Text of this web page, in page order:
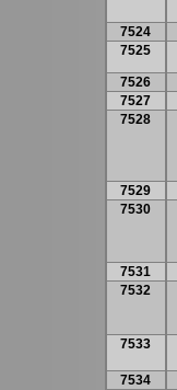
7524
7525
7526
7527
7528
7529
7530
7531
7532
7533
7534